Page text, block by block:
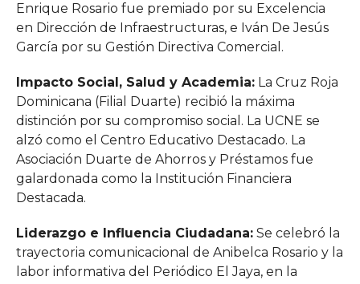
Enrique Rosario fue premiado por su Excelencia
en Dirección de Infraestructuras, e Iván De Jesús
García por su Gestión Directiva Comercial.
Impacto Social, Salud y Academia:La Cruz Roja
Dominicana (Filial Duarte) recibió la máxima
distinción por su compromiso social. La UCNE se
alzó como el Centro Educativo Destacado. La
Asociación Duarte de Ahorros y Préstamos fue
galardonada como la Institución Financiera
Destacada.
Liderazgo e Influencia Ciudadana:Se celebró la
trayectoria comunicacional de Anibelca Rosario y la
labor informativa del Periódico El Jaya, en la